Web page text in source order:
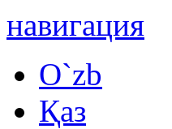
навигация
O`zb
Қаз